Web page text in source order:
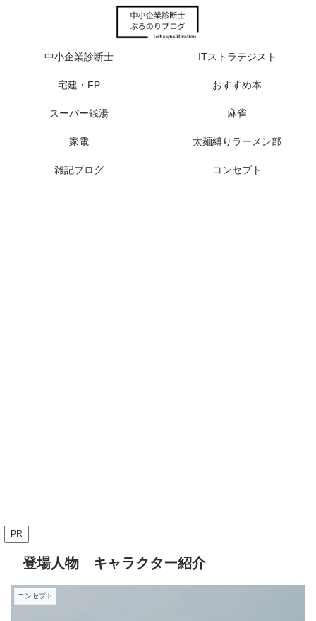
中小企業診断士 ITストラテジスト
宅建・FP おすすめ本
スーパー銭湯 麻雀
家電 太麺縛りラーメン部
雑記ブログ コンセプト
PR
登場人物 キャラクター紹介
コンセプト